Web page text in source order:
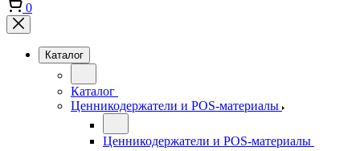
0
Каталог
Каталог
Ценникодержатели и POS-материалы
Ценникодержатели и POS-материалы